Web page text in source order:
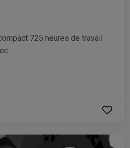
725 heures de travail